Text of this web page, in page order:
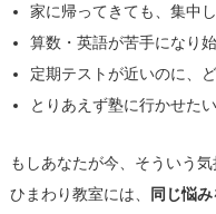
家に帰ってきても、集中
算数・英語が苦手になり
定期テストが近いのに、
とりあえず塾に行かせた
もしあなたが今、そういう
ひまわり教室には、
同じ悩